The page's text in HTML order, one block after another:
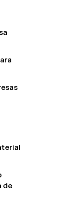
de